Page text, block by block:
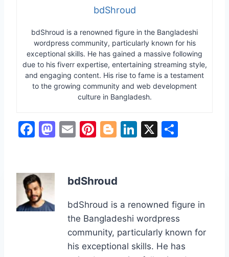
bdShroud
bdShroud is a renowned figure in the Bangladeshi
wordpress community, particularly known for his
exceptional skills. He has gained a massive following
due to his fiverr expertise, entertaining streaming style,
and engaging content. His rise to fame is a testament
to the growing community and web development
culture in Bangladesh.
F
e
b
o
M E
l
Pi
e
Bl
g
Li
n
X
bdShroud
bdShroud is a renowned figure in
the Bangladeshi wordpress
community, particularly known for
his exceptional skills. He has